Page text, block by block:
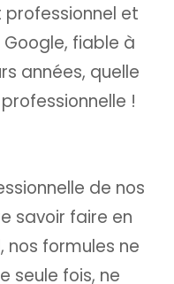
professionnel et
fiable à
années, quelle
!
de nos
savoir faire en
formules ne
seule fois, ne